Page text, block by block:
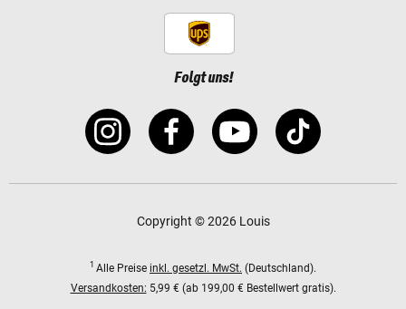
Folgt uns!
Copyright © 2026 Louis
1 Alle Preise inkl. gesetzl. MwSt. (Deutschland).
Versandkosten: 5,99 € (ab 199,00 € Bestellwert gratis).